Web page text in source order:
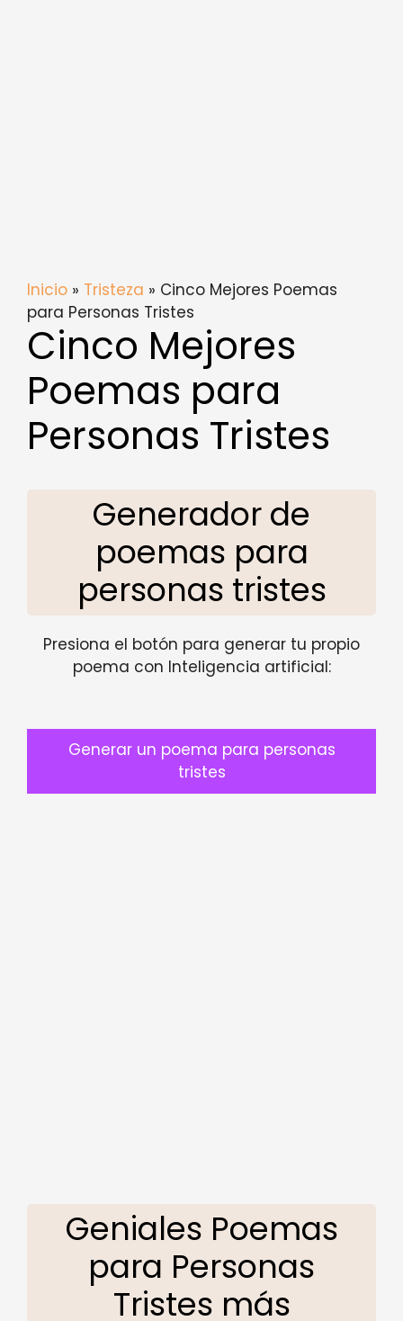
Inicio » Tristeza » Cinco Mejores Poemas
para Personas Tristes
Cinco Mejores
Poemas para
Personas Tristes
Generador de
poemas para
personas tristes
Presiona el botón para generar tu propio
poema con Inteligencia artificial:
Generar un poema para personas
tristes
Geniales Poemas
para Personas
Tristes más